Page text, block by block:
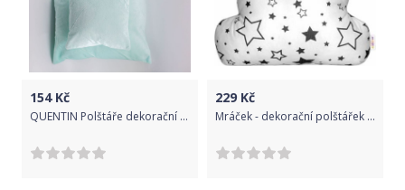
154Kč
QUENTIN Polštáře dekorační s výplní 2 ks světle zelená
229 Kč
Mráček - dekorační polštářek - černé hvězdy a hvězdičky